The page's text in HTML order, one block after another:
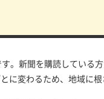
。新聞を購読している
変わるため、地域に根